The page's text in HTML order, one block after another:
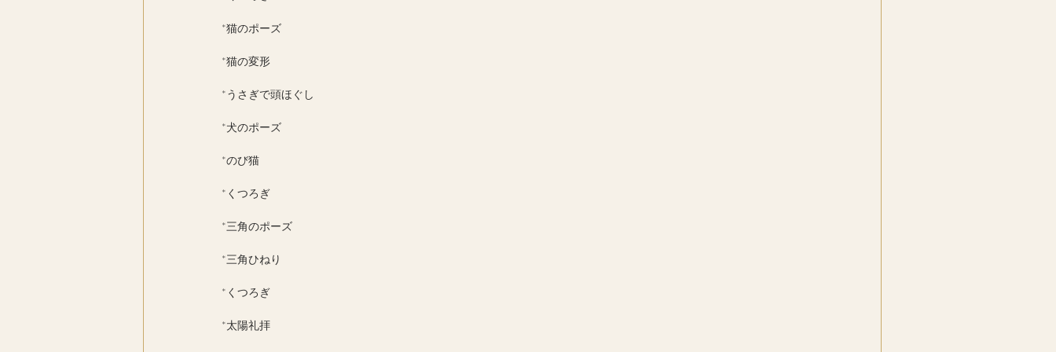
*猫のポーズ
*猫の変形
*うさぎで頭ほぐし
*犬のポーズ
*のび猫
*くつろぎ
*三角のポーズ
*三角ひねり
*くつろぎ
*太陽礼拝